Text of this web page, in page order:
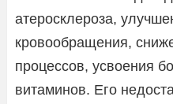
атеросклероза,
кровообращения,
процессов, усвоения
витаминов. Его